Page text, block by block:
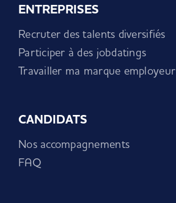
ENTREPRISES
Recruter des talents diversifiés
Participer à des jobdatings
Travailler ma marque employeur
CANDIDATS
Nos accompagnements
FAQ